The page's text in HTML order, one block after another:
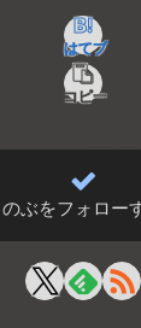
はてブ
コピー
のぶをフォロー